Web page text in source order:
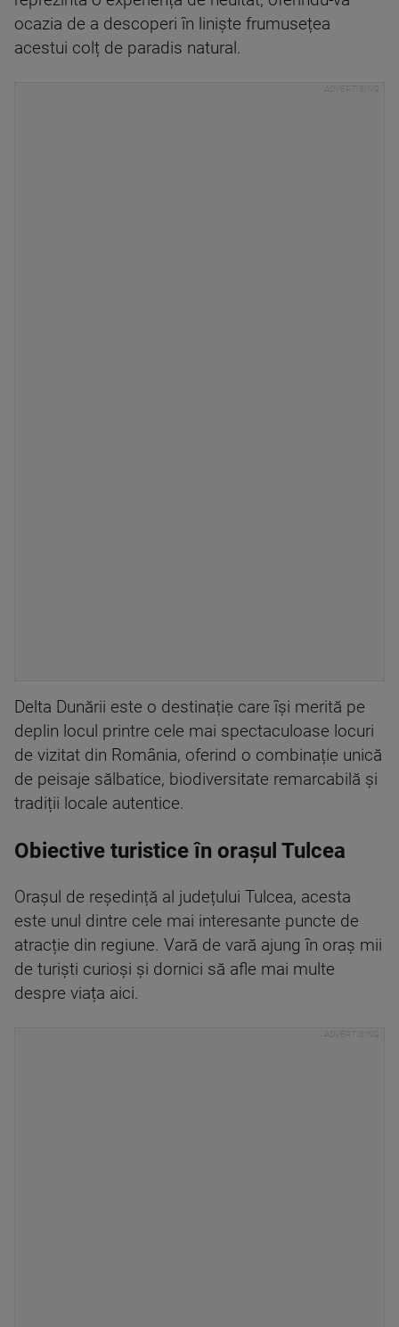
ocazia de a descoperi în liniște frumusețea
acestui colț de paradis natural.
Delta Dunării este o destinație care își merită pe
deplin locul printre cele mai spectaculoase locuri
de vizitat din România, oferind o combinație unică
de peisaje sălbatice, biodiversitate remarcabilă și
tradiții locale autentice.
Obiective turistice în orașul Tulcea
Orașul de reședință al județului Tulcea, acesta
este unul dintre cele mai interesante puncte de
atracție din regiune. Vară de vară ajung în oraș mii
de turiști curioși și dornici să afle mai multe
despre viața aici.